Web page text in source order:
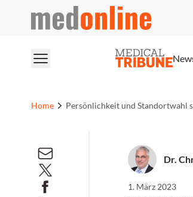
medonline
Home Persönlichkeit und Standortwahl
Dr.
1. März 2023